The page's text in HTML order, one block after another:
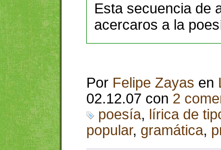
Esta secuencia de
acercaros a la
Por Felipe Zayas en
02.12.07 con 2
poesía, lírica de
popular, gramática,